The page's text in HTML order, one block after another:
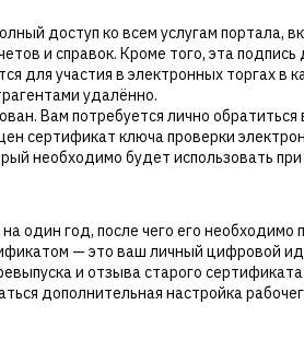
доступ ко всем услугам портала,
и справок. Кроме того, эта
для участия в электронных торгах в
удалённо.
Вам потребуется лично
сертификат ключа проверки
необходимо будет использовать
год, после чего его необходимо
— это ваш личный цифровой
и отзыва старого
дополнительная настройка